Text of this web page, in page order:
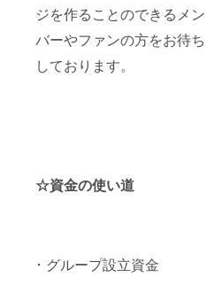
ジを作ることのできるメン
バーやファンの方をお待ち
しております。
☆資金の使い道
･ グループ設立資金